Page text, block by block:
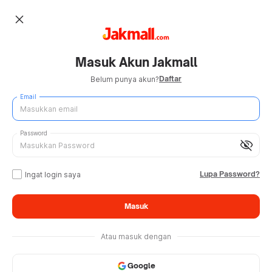
close
Masuk Akun Jakmall
Belum punya akun?Daftar
Email
visibility_off
Password
Ingat login saya Lupa Password?
Masuk
Atau masuk dengan
Google